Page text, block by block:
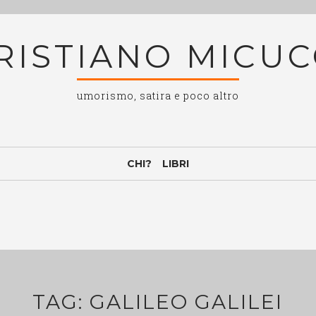
umorismo, satira e poco altro
CHI? LIBRI
TAG: GALILEO GALILEI